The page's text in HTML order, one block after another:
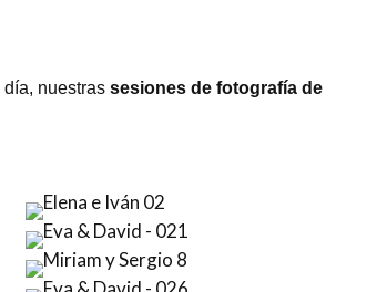
día, nuestras sesiones de fotografía de